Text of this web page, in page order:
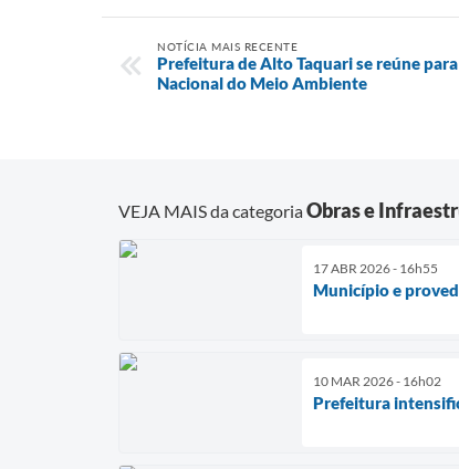
NOTÍCIA MAIS RECENTE
Prefeitura de Alto Taquari se reúne
Nacional do Meio Ambiente
VEJA MAIS da categoriaObras e
17 ABR 2026 - 16h55
Município e
10 MAR 2026 - 16h02
Prefeitura